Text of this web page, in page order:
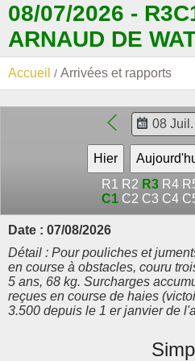
08/07/2026 -
ARNAUD DE
Accueil Arrivées et rapports
R1 R2 R3 R4
C1 C2 C3 C4
Date : 07/08/2026
Détail : Pour pouliches et
en course à obstacles, couru
5 ans, 68 kg. Surcharges
reçues en course de haies
3.500 depuis le 1 er janvier de